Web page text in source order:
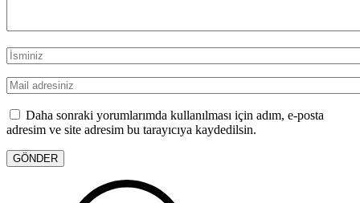
Daha sonraki yorumlarımda kullanılması için adım, e-posta
adresim ve site adresim bu tarayıcıya kaydedilsin.